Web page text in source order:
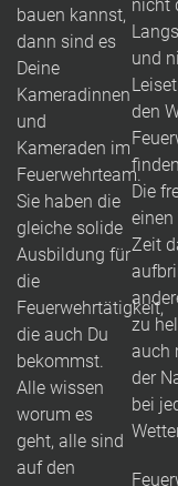
bauen kannst,
dann sind es
Deine
Kameradinnen
und
Kameraden im
Feuerwehrteam.
Sie haben die
gleiche solide
Ausbildung für
die
Feuerwehrtätigkeit,
die auch Du
bekommst.
Alle wissen
worum es
geht, alle sind
auf den
nicht
und
den
Die
einen
Zeit
zu
auch
der
bei